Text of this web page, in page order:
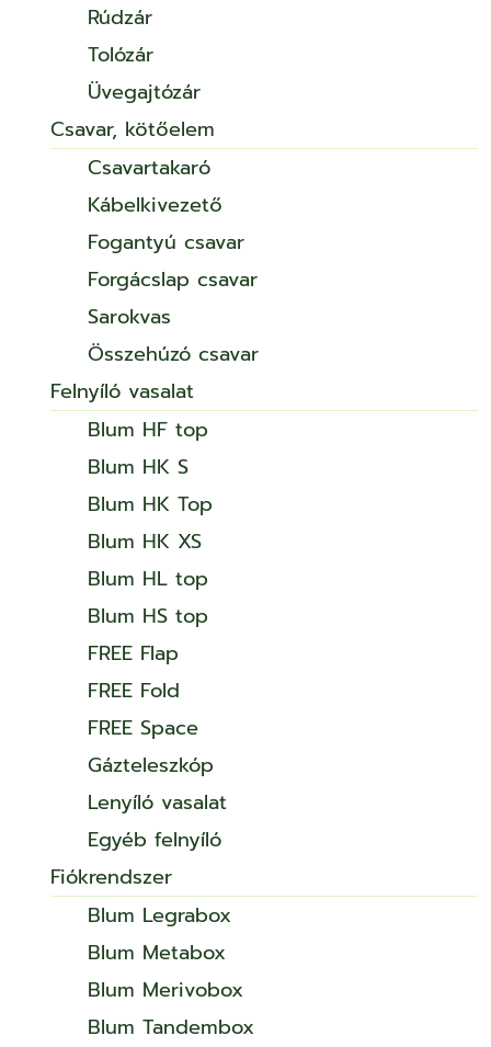
Rúdzár
Tolózár
Üvegajtózár
Csavar, kötőelem
Csavartakaró
Kábelkivezető
Fogantyú csavar
Forgácslap csavar
Sarokvas
Összehúzó csavar
Felnyíló vasalat
Blum HF top
Blum HK S
Blum HK Top
Blum HK XS
Blum HL top
Blum HS top
FREE Flap
FREE Fold
FREE Space
Gázteleszkóp
Lenyíló vasalat
Egyéb felnyíló
Fiókrendszer
Blum Legrabox
Blum Metabox
Blum Merivobox
Blum Tandembox